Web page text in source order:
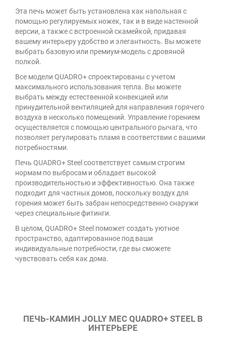
Эта печь может быть установлена как напольная с
помощью регулируемых ножек, так и в виде настенной
версии, а также с встроенной скамейкой, придавая
вашему интерьеру удобство и элегантность. Вы можете
выбрать базовую или премиум-модель с дровяной
полкой.
Все модели QUADRO+ спроектированы с учетом
максимального использования тепла. Вы можете
выбрать между естественной конвекцией или
принудительной вентиляцией для направления горячего
воздуха в несколько помещений. Управление горением
осуществляется с помощью центрального рычага, что
позволяет регулировать пламя в соответствии с вашими
потребностями.
Печь QUADRO+ Steel соответствует самым строгим
нормам по выбросам и обладает высокой
производительностью и эффективностью. Она также
подходит для частных домов, поскольку воздух для
горения может быть забран непосредственно снаружи
через специальные фитинги.
В целом, QUADRO+ Steel поможет создать уютное
пространство, адаптированное под ваши
индивидуальные потребности, где вы сможете
чувствовать себя как дома.
ПЕЧЬ-КАМИН JOLLY MEC QUADRO+ STEEL В
ИНТЕРЬЕРЕ